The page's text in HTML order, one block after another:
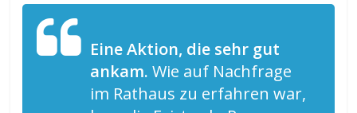
Eine Aktion, die sehr gut
ankam.Wie auf Nachfrage
im Rathaus zu erfahren war,